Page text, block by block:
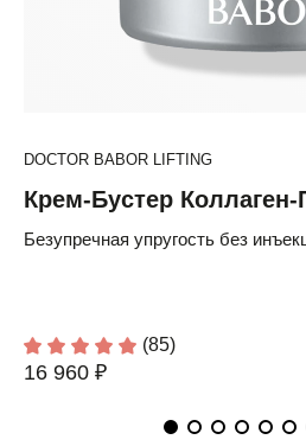
DOCTOR BABOR LIFTING
Крем-Бустер
Безупречная упругость без
(85)
16 960 ₽